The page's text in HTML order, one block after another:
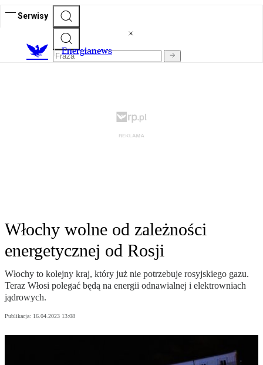
Serwisy
Energianews
Włochy wolne od zależności
energetycznej od Rosji
Włochy to kolejny kraj, który już nie potrzebuje rosyjskiego gazu.
Teraz Włosi polegać będą na energii odnawialnej i elektrowniach
jądrowych.
Publikacja: 16.04.2023 13:08